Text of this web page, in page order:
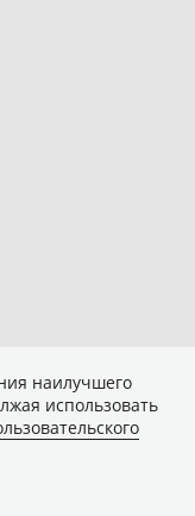
наилучшего
использовать